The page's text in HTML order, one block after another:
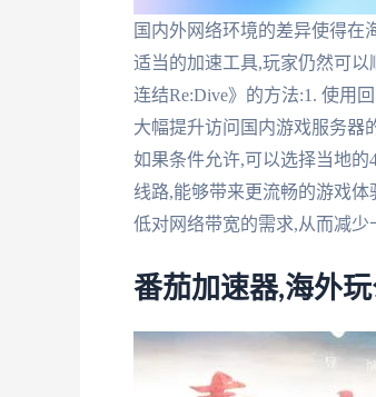
国内外网络环境的差异使得在
适当的加速工具,玩家仍然可
连结Re:Dive》的方法:1. 使用
大幅提升访问国内游戏服务器
如果条件允许,可以选择当地
线路,能够带来更流畅的游戏
低对网络带宽的需求,从而减少
番茄加速器,海外